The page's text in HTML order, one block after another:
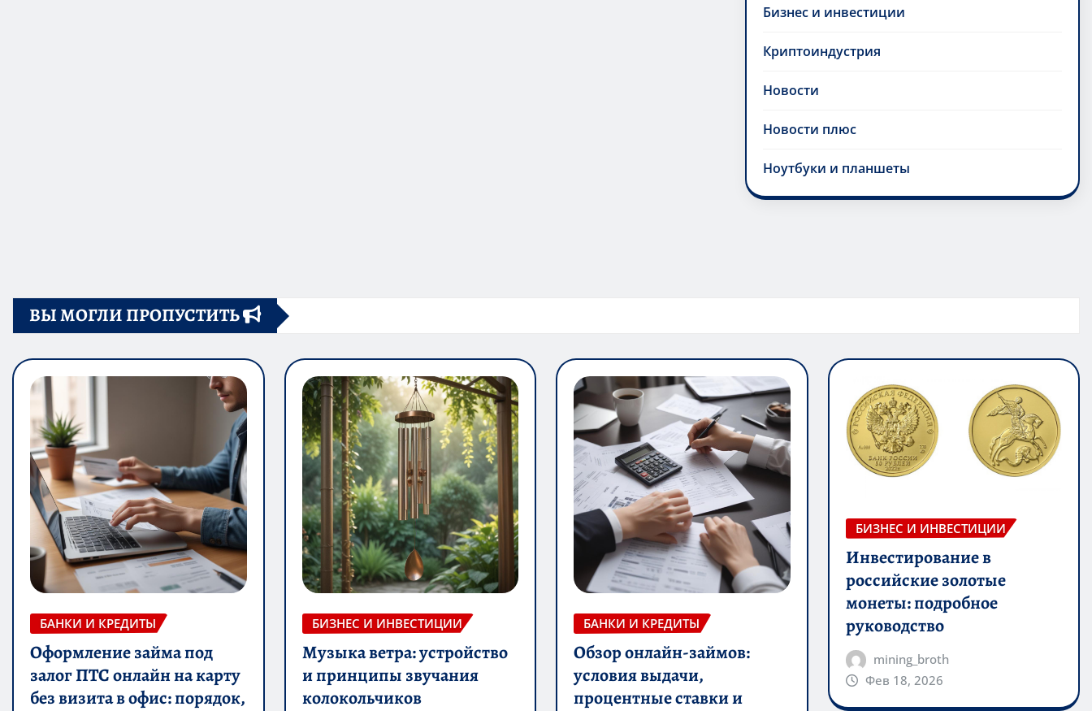
Бизнес и инвестиции
Криптоиндустрия
Новости
Новости плюс
Ноутбуки и планшеты
ВЫ МОГЛИ ПРОПУСТИТЬ
БАНКИ И КРЕДИТЫ
Оформление займа под
залог ПТС онлайн на карту
без визита в офис: порядок,
БИЗНЕС И ИНВЕСТИЦИИ
Музыка ветра: устройство
и принципы звучания
колокольчиков
БАНКИ И КРЕДИТЫ
Обзор онлайн-займов:
условия выдачи,
процентные ставки и
БИЗНЕС И ИНВЕСТИЦИИ
Инвестирование в
российские золотые
монеты: подробное
руководство
mining_broth
Фев 18, 2026